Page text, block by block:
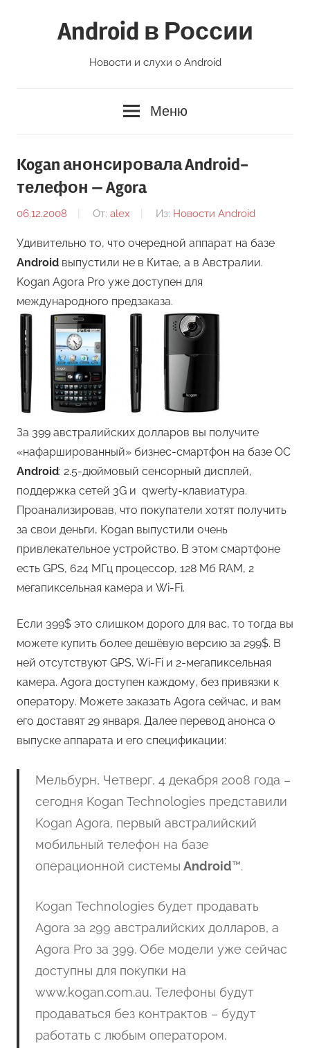
Android в России
Новости и слухи о Android
Меню
Kogan анонсировала Android-
телефон — Agora
06.12.2008 От: alex Из: Новости Android
Удивительно то, что очередной аппарат на базе
Android выпустили не в Китае, а в Австралии.
Kogan Agora Pro уже доступен для
международного предзаказа.
За 399 австралийских долларов вы получите
«нафаршированный» бизнес-смартфон на базе ОС
Android: 2.5-дюймовый сенсорный дисплей,
поддержка сетей 3G и qwerty-клавиатура.
Проанализировав, что покупатели хотят получить
за свои деньги, Kogan выпустили очень
привлекательное устройство. В этом смартфоне
есть GPS, 624 МГц процессор, 128 Мб RAM, 2
мегапиксельная камера и Wi-Fi.
Если 399$ это слишком дорого для вас, то тогда вы
можете купить более дешёвую версию за 299$. В
ней отсутствуют GPS, Wi-Fi и 2-мегапиксельная
камера. Agora доступен каждому, без привязки к
оператору. Можете заказать Agora сейчас, и вам
его доставят 29 января. Далее перевод анонса о
выпуске аппарата и его спецификации:
Мельбурн, Четверг, 4 декабря 2008 года –
сегодня Kogan Technologies представили
Kogan Agora, первый австралийский
мобильный телефон на базе
операционной системы Android™.
Kogan Technologies будет продавать
Agora за 299 австралийских долларов, а
Agora Pro за 399. Обе модели уже сейчас
доступны для покупки на
www.kogan.com.au. Телефоны будут
продаваться без контрактов – будут
работать с любым оператором.